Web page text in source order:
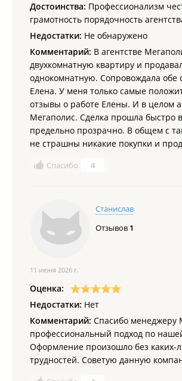
Достоинства: Профессионализм
грамотность порядочность
Недостатки: Не обнаружено
Комментарий: В агентстве
двухкомнатную квартиру и
однокомнатную. Сопровождала обе
Елена. У меня только самые
отзывы о работе Елены. И в целом
Мегаполис. Сделка прошла быстро
предельно прозрачно. В общем с
не страшны никакие покупки и
Спасибо 4
Станислав
Отзывов 1
11 июня 2026 г.
Оценка:
Недостатки: Нет
Комментарий: Спасибо менеджеру
профессиональный подход по
Оформление произошло без каких-
трудностей. Советую данную